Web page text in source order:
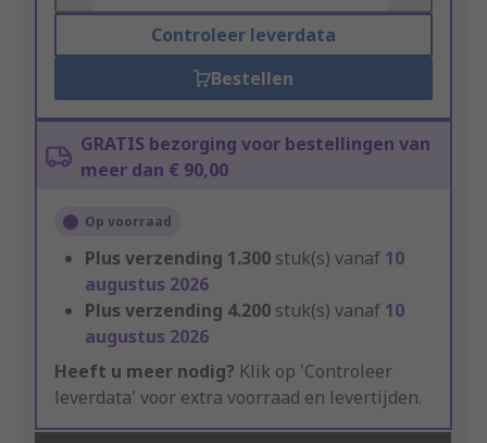
Controleer leverdata
Bestellen
GRATIS bezorging voor bestellingen van
meer dan € 90,00
Op voorraad
Plus verzending 1.300 stuk(s) vanaf 10
augustus 2026
Plus verzending 4.200 stuk(s) vanaf 10
augustus 2026
Heeft u meer nodig? Klik op 'Controleer
leverdata' voor extra voorraad en levertijden.